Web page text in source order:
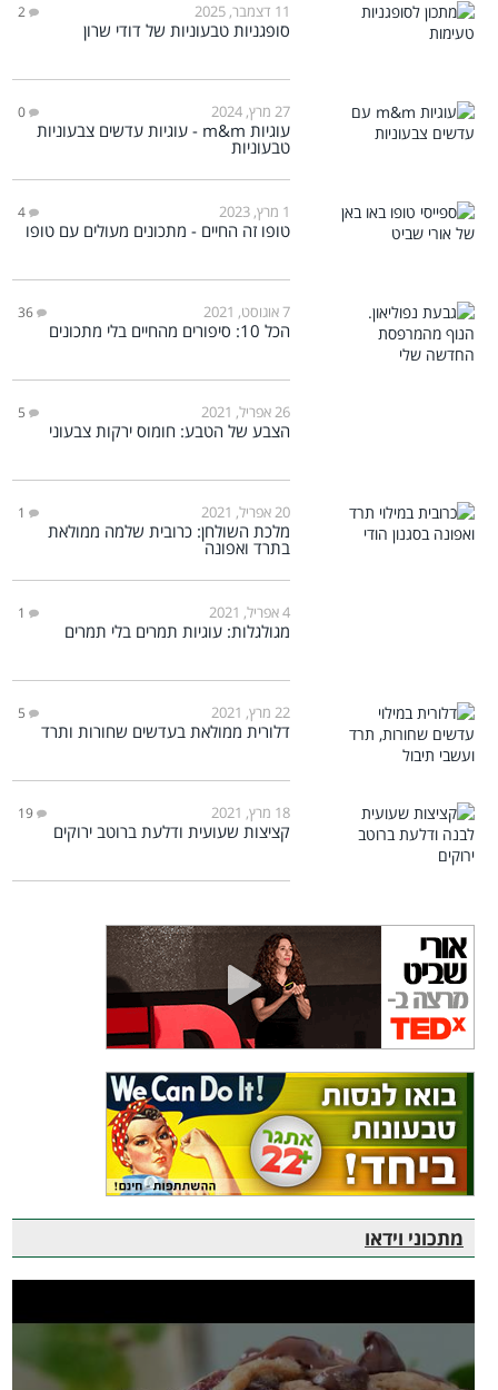
11 דצמבר, 2025 2
סופגניות טבעוניות של דודי שרון
27 מרץ, 2024 0
עוגיות m&m - עוגיות עדשים צבעוניות
טבעוניות
1 מרץ, 2023 4
טופו זה החיים - מתכונים מעולים עם טופו
7 אוגוסט, 2021 36
הכל 10: סיפורים מהחיים בלי מתכונים
26 אפריל, 2021 5
הצבע של הטבע: חומוס ירקות צבעוני
20 אפריל, 2021 1
מלכת השולחן: כרובית שלמה ממולאת
בתרד ואפונה
4 אפריל, 2021 1
מגולגלות: עוגיות תמרים בלי תמרים
22 מרץ, 2021 5
דלורית ממולאת בעדשים שחורות ותרד
18 מרץ, 2021 19
קציצות שעועית ודלעת ברוטב ירוקים
מתכוני וידאו